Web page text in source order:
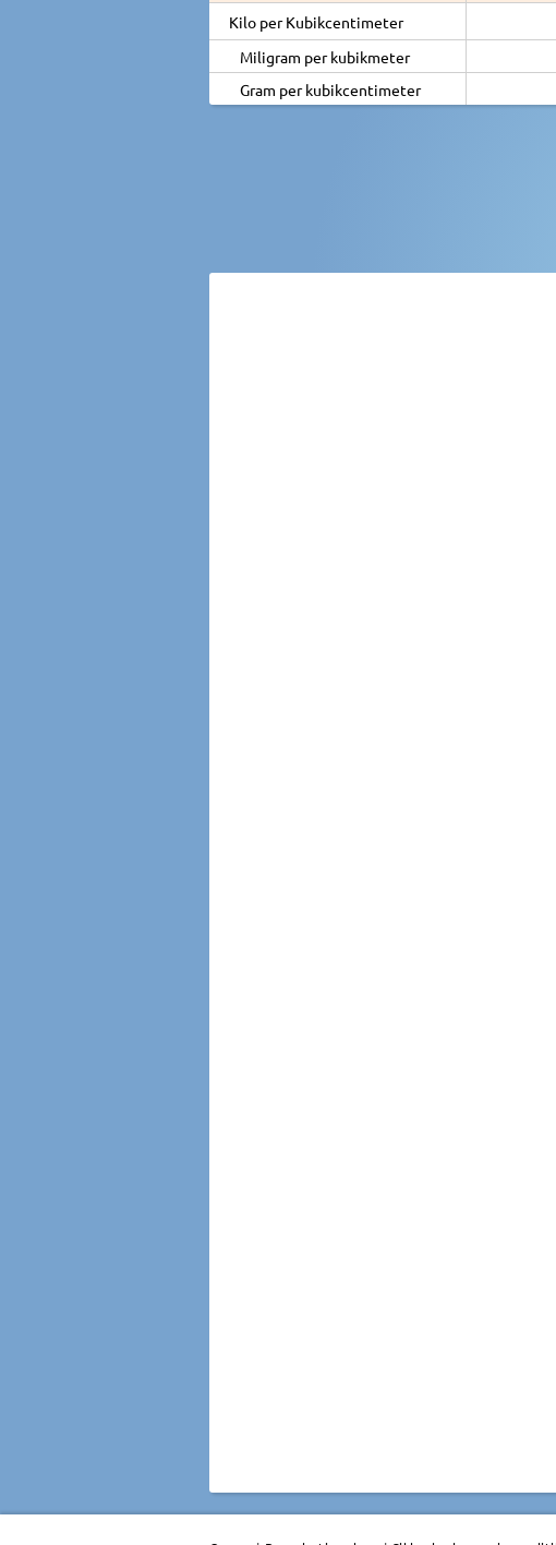
Kilo per Kubikcentimeter
Miligram per kubikmeter
Gram per kubikcentimeter